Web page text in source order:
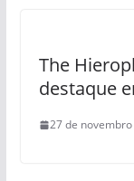
The
destaque
27 de